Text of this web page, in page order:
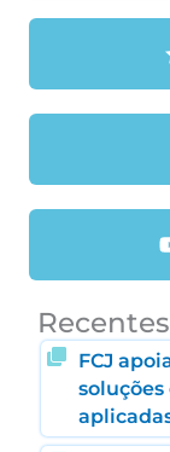
Recentes
FCJ